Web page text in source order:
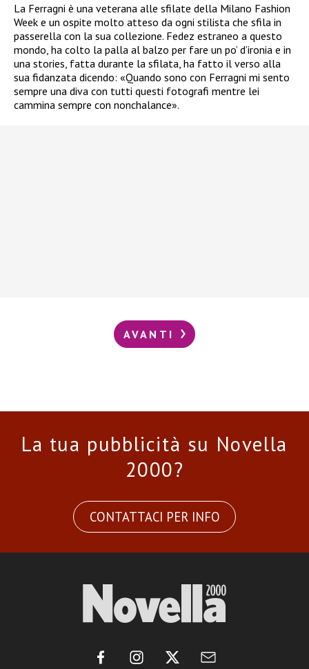
La Ferragni è una veterana alle sfilate della Milano Fashion
Week e un ospite molto atteso da ogni stilista che sfila in
passerella con la sua collezione. Fedez estraneo a questo
mondo, ha colto la palla al balzo per fare un po’ d’ironia e in
una stories, fatta durante la sfilata, ha fatto il verso alla
sua fidanzata dicendo: «Quando sono con Ferragni mi sento
sempre una diva con tutti questi fotografi mentre lei
cammina sempre con nonchalance».
AVANTI
La tua pubblicità su Novella
2000?
CONTATTACI PER INFO